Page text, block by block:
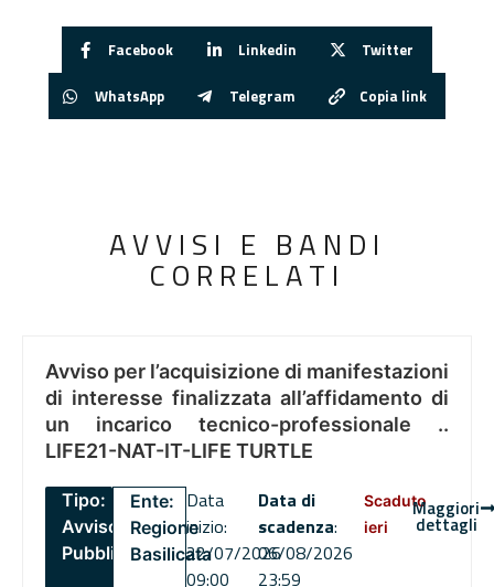
Facebook Linkedin Twitter
WhatsApp Telegram Copia link
AVVISI E BANDI
CORRELATI
Avviso per l’acquisizione di manifestazioni
di interesse finalizzata all’affidamento di
un incarico tecnico-professionale ..
LIFE21-NAT-IT-LIFE TURTLE
Tipo:
Avviso
Pubblico
Ente:
Regione
Basilicata
Data
inizio:
22/07/2026
09:00
Data di
scadenza:
06/08/2026
23:59
Scaduto
ieri
Maggiori
dettagli